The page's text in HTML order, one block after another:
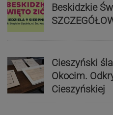
Beskidzkie
Cieszyński
Okocim.
Cieszyńskiej